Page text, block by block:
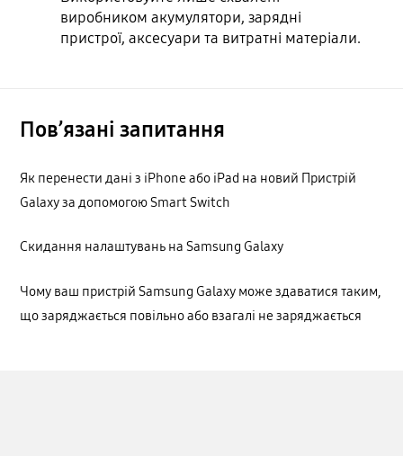
виробником акумулятори, зарядні
пристрої, аксесуари та витратні матеріали.
Пов’язані запитання
Як перенести дані з iPhone або iPad на новий Пристрій
Galaxy за допомогою Smart Switch
Cкидання налаштувань на Samsung Galaxy
Чому ваш пристрій Samsung Galaxy може здаватися таким,
що заряджається повільно або взагалі не заряджається